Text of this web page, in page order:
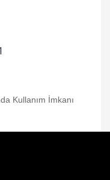
Kullanım İmkanı